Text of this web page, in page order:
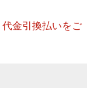
金引換払いをご